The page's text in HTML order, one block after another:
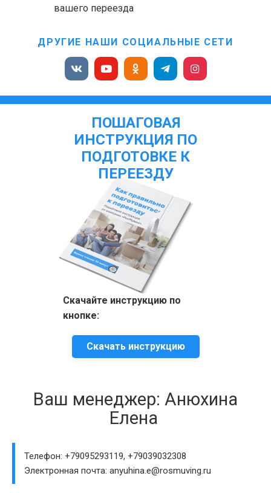
вашего переезда
ДРУГИЕ НАШИ СОЦИАЛЬНЫЕ СЕТИ
ПОШАГОВАЯ
ИНСТРУКЦИЯ ПО
ПОДГОТОВКЕ К
ПЕРЕЕЗДУ
Скачайте инструкцию по
кнопке:
Скачать инструкцию
Ваш менеджер: Анюхина
Елена
Телефон: +79095293119, +79039032308
Электронная почта: anyuhina.e@rosmuving.ru